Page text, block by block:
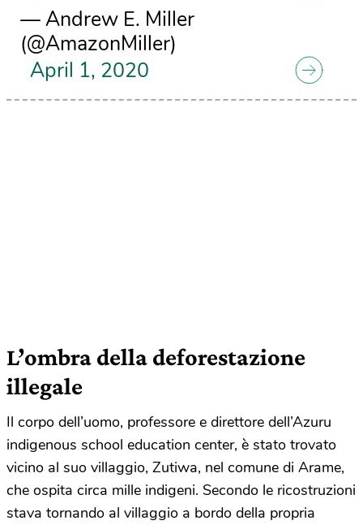
— Andrew E. Miller
(@AmazonMiller)
April 1, 2020
L’ombra della deforestazione
illegale
Il corpo dell’uomo, professore e direttore dell’Azuru
indigenous school education center, è stato trovato
vicino al suo villaggio, Zutiwa, nel comune di Arame,
che ospita circa mille indigeni. Secondo le ricostruzioni
stava tornando al villaggio a bordo della propria